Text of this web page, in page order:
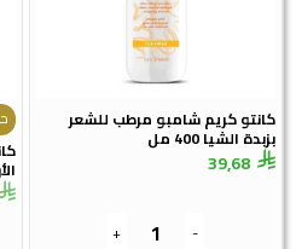
كانتو كريم شامبو مرطب للشعر
بزبدة الشيا 400 مل
39,68
-
+